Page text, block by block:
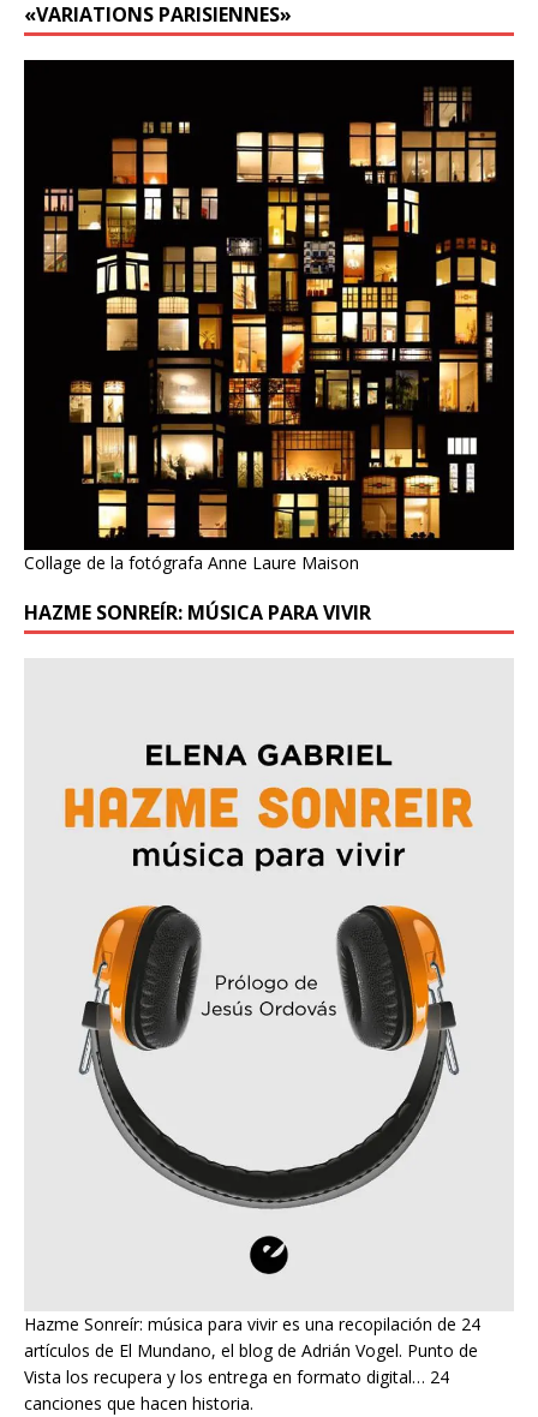
«VARIATIONS PARISIENNES»
Collage de la fotógrafa Anne Laure Maison
HAZME SONREÍR: MÚSICA PARA VIVIR
Hazme Sonreír: música para vivir es una recopilación de 24
artículos de El Mundano, el blog de Adrián Vogel. Punto de
Vista los recupera y los entrega en formato digital… 24
canciones que hacen historia.